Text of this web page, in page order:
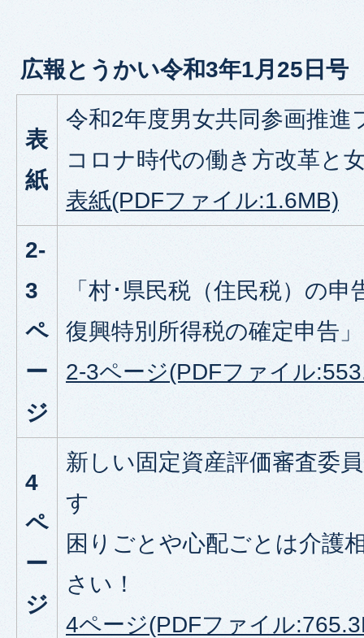
広報とうかい令和3年1月25日号
表
紙
令和2年度男女共同参画推進
コロナ時代の働き方改革と
表紙(PDFファイル:1.6MB)
2-
3
ペ
ー
ジ
「村･県民税（住民税）の
復興特別所得税の確定申告
2-3ページ(PDFファイル
4
ペ
ー
ジ
新しい固定資産評価審査委
す
困りごとや心配ごとは介護
さい！
4ページ(PDFファイル